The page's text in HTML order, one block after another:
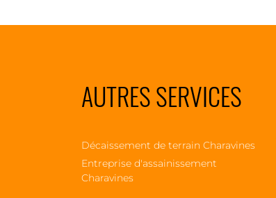
AUTRES SERVICES
Décaissement de terrain Charavines
Entreprise d'assainissement
Charavines